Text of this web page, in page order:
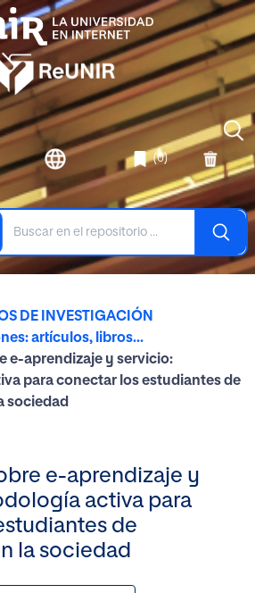
(0)
DE INVESTIGACIÓN
artículos, libros...
e-aprendizaje y servicio:
para conectar los estudiantes de
sociedad
e-aprendizaje y
activa para
de
la sociedad